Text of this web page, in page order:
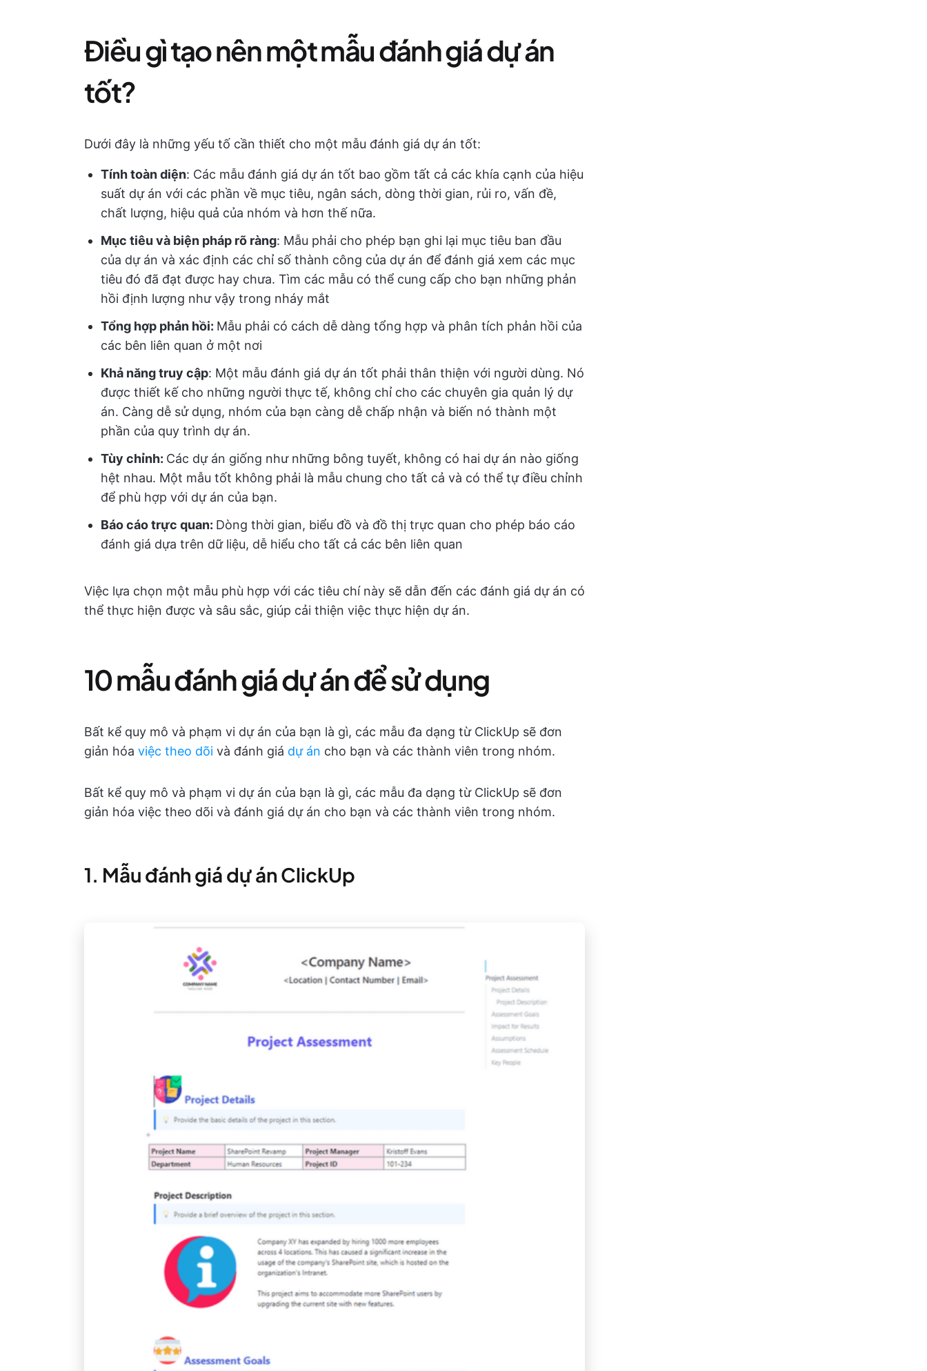
Điều gì tạo nên một mẫu đánh giá dự án
tốt?
Dưới đây là những yếu tố cần thiết cho một mẫu đánh giá dự án tốt:
Tính toàn diện: Các mẫu đánh giá dự án tốt bao gồm tất cả các khía cạnh của hiệu
suất dự án với các phần về mục tiêu, ngân sách, dòng thời gian, rủi ro, vấn đề,
chất lượng, hiệu quả của nhóm và hơn thế nữa.
Mục tiêu và biện pháp rõ ràng: Mẫu phải cho phép bạn ghi lại mục tiêu ban đầu
của dự án và xác định các chỉ số thành công của dự án để đánh giá xem các mục
tiêu đó đã đạt được hay chưa. Tìm các mẫu có thể cung cấp cho bạn những phản
hồi định lượng như vậy trong nháy mắt
Tổng hợp phản hồi: Mẫu phải có cách dễ dàng tổng hợp và phân tích phản hồi của
các bên liên quan ở một nơi
Khả năng truy cập: Một mẫu đánh giá dự án tốt phải thân thiện với người dùng. Nó
được thiết kế cho những người thực tế, không chỉ cho các chuyên gia quản lý dự
án. Càng dễ sử dụng, nhóm của bạn càng dễ chấp nhận và biến nó thành một
phần của quy trình dự án.
Tùy chỉnh: Các dự án giống như những bông tuyết, không có hai dự án nào giống
hệt nhau. Một mẫu tốt không phải là mẫu chung cho tất cả và có thể tự điều chỉnh
để phù hợp với dự án của bạn.
Báo cáo trực quan: Dòng thời gian, biểu đồ và đồ thị trực quan cho phép báo cáo
đánh giá dựa trên dữ liệu, dễ hiểu cho tất cả các bên liên quan
Việc lựa chọn một mẫu phù hợp với các tiêu chí này sẽ dẫn đến các đánh giá dự án có
thể thực hiện được và sâu sắc, giúp cải thiện việc thực hiện dự án.
10 mẫu đánh giá dự án để sử dụng
Bất kể quy mô và phạm vi dự án của bạn là gì, các mẫu đa dạng từ ClickUp sẽ đơn
giản hóa việc theo dõi và đánh giá dự án cho bạn và các thành viên trong nhóm.
Bất kể quy mô và phạm vi dự án của bạn là gì, các mẫu đa dạng từ ClickUp sẽ đơn
giản hóa việc theo dõi và đánh giá dự án cho bạn và các thành viên trong nhóm.
1. Mẫu đánh giá dự án ClickUp